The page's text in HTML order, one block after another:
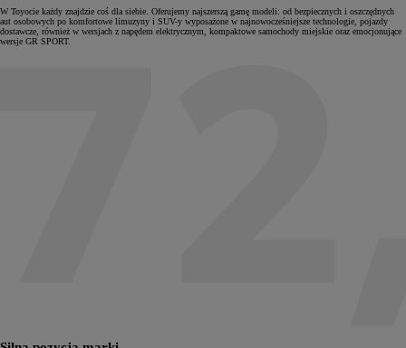
W Toyocie każdy znajdzie coś dla siebie. Oferujemy najszerszą gamę modeli: od bezpiecznych i oszczędnych
aut osobowych po komfortowe limuzyny i SUV-y wyposażone w najnowocześniejsze technologie, pojazdy
dostawcze, również w wersjach z napędem elektrycznym, kompaktowe samochody miejskie oraz emocjonujące
wersje GR SPORT.